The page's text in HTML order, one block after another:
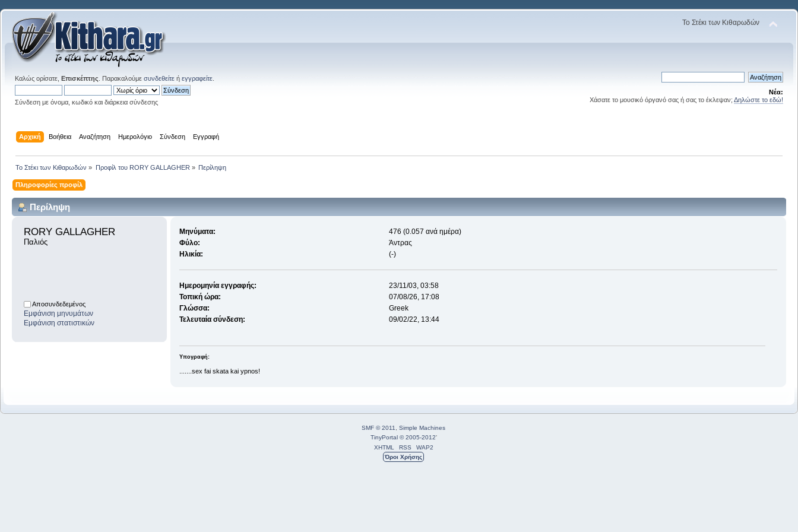
Το Στέκι των Κιθαρωδών
Καλώς ορίσατε, Επισκέπτης . Παρακαλούμε συνδεθείτε ή εγγραφείτε
Σύνδεση με όνομα, κωδικό και διάρκεια σύνδεσης
Νέα:
Χάσατε το μουσικό όργανό σας ή σας το έκλεψαν; Δηλώστε το εδώ!
Αρχική Βοήθεια Αναζήτηση Ημερολόγιο Σύνδεση Εγγραφή
Το Στέκι των Κιθαρωδών » Προφίλ του RORY GALLAGHER » Περίληψη
Πληροφορίες προφίλ
Περίληψη
RORY GALLAGHER
Παλιός
Αποσυνδεδεμένος
Εμφάνιση μηνυμάτων
Εμφάνιση στατιστικών
Μηνύματα:
476 (0.057 ανά ημέρα)
Φύλο:
Άντρας
Ηλικία:
(-)
Ημερομηνία εγγραφής:
23/11/03, 03:58
Τοπική ώρα:
07/08/26, 17:08
Γλώσσα:
Greek
Τελευταία σύνδεση:
09/02/22, 13:44
Υπογραφή:
.......sex fai skata kai ypnos!
SMF © 2011
Simple Machines
TinyPortal © 2005-2012'
XHTML
RSS
WAP2
Όροι Χρήσης